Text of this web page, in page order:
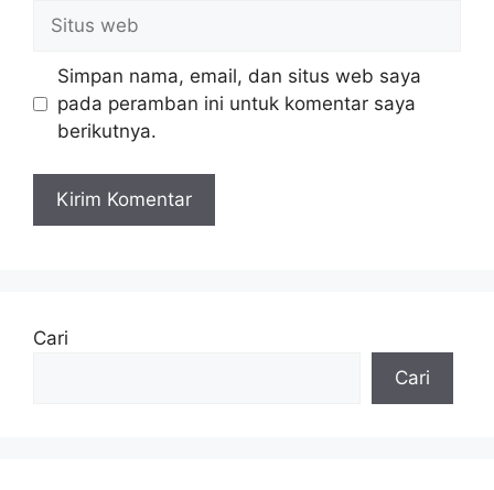
Situs
web
Simpan nama, email, dan situs web saya
pada peramban ini untuk komentar saya
berikutnya.
Cari
Cari